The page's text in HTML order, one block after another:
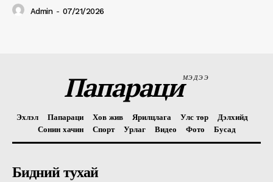
Admin - 07/21/2026
ПапарациМЭДЭЭ
Эхлэл Папараци Хов жив Ярилцлага Улс төр
Дэлхийд
Сонин хачин
Спорт Урлаг Видео Фото Бусад
Бидний тухай